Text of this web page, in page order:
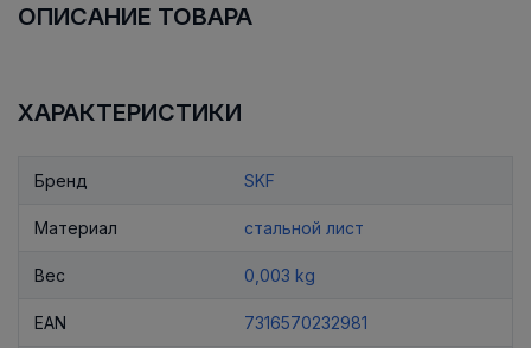
ОПИСАНИЕ ТОВАРА
ХАРАКТЕРИСТИКИ
Бренд SKF
Материал стальной лист
Вес 0,003 kg
EAN 7316570232981